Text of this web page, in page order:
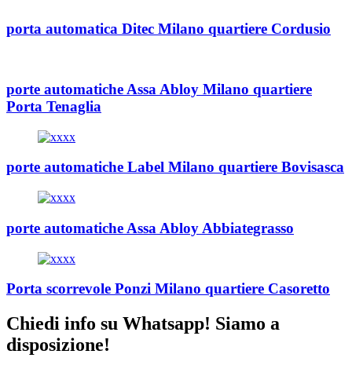
porta automatica Ditec Milano quartiere Cordusio
porte automatiche Assa Abloy Milano quartiere
Porta Tenaglia
porte automatiche Label Milano quartiere Bovisasca
porte automatiche Assa Abloy Abbiategrasso
Porta scorrevole Ponzi Milano quartiere Casoretto
Chiedi info su Whatsapp! Siamo a
disposizione!